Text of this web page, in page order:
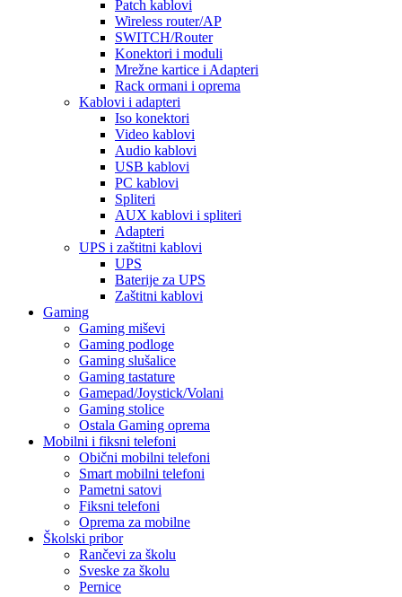
Patch kablovi
Wireless router/AP
SWITCH/Router
Konektori i moduli
Mrežne kartice i Adapteri
Rack ormani i oprema
Kablovi i adapteri
Iso konektori
Video kablovi
Audio kablovi
USB kablovi
PC kablovi
Spliteri
AUX kablovi i spliteri
Adapteri
UPS i zaštitni kablovi
UPS
Baterije za UPS
Zaštitni kablovi
Gaming
Gaming miševi
Gaming podloge
Gaming slušalice
Gaming tastature
Gamepad/Joystick/Volani
Gaming stolice
Ostala Gaming oprema
Mobilni i fiksni telefoni
Obični mobilni telefoni
Smart mobilni telefoni
Pametni satovi
Fiksni telefoni
Oprema za mobilne
Školski pribor
Rančevi za školu
Sveske za školu
Pernice